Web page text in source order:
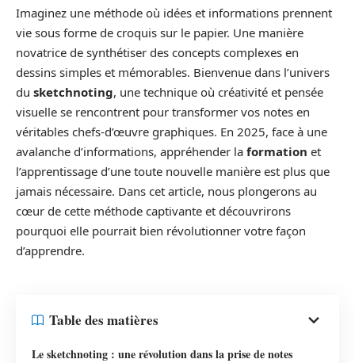
Imaginez une méthode où idées et informations prennent
vie sous forme de croquis sur le papier. Une manière
novatrice de synthétiser des concepts complexes en
dessins simples et mémorables. Bienvenue dans l’univers
du sketchnoting, une technique où créativité et pensée
visuelle se rencontrent pour transformer vos notes en
véritables chefs-d’œuvre graphiques. En 2025, face à une
avalanche d’informations, appréhender la formation et
l’apprentissage d’une toute nouvelle manière est plus que
jamais nécessaire. Dans cet article, nous plongerons au
cœur de cette méthode captivante et découvrirons
pourquoi elle pourrait bien révolutionner votre façon
d’apprendre.
Table des matières
Le sketchnoting : une révolution dans la prise de notes